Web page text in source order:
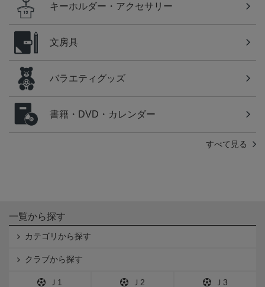
キーホルダー・アクセサリー
文房具
バラエティグッズ
書籍・DVD・カレンダー
すべて見る
一覧から探す
カテゴリから探す
クラブから探す
Ｊ1 Ｊ2 Ｊ3